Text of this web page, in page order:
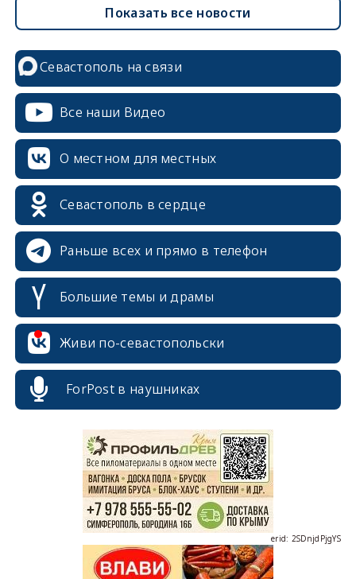
Показать все новости
Севастополь на связи
Все наши Видео
О местном для местных
Севастополь в сердце
Раньше всех и прямо в телефон
Большие темы и драмы
Живи по-севастопольски
ForPost в наушниках
erid: 2SDnjdPjgYS